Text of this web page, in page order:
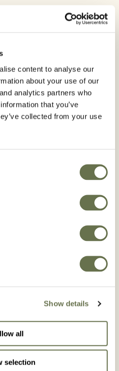
content to analyse our
about your use of our
analytics partners who
that you’ve
collected from your use
Show details
all
selection
raíces y el follaje y se